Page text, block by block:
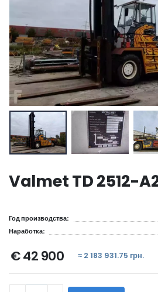
Valmet TD 2512-
Год производства:
Наработка:
€ 42 900 ≈ 2 183 931.75 грн.